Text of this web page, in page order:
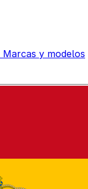
Marcas y modelos